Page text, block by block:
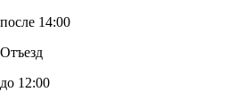
после 14:00
Отъезд
до 12:00